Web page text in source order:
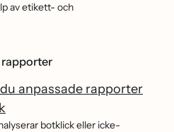
av etikett- och
rapporter
anpassade rapporter
botklick eller icke-